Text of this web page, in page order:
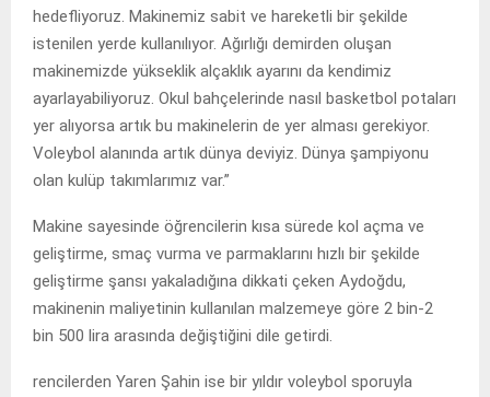
hedefliyoruz. Makinemiz sabit ve hareketli bir şekilde
istenilen yerde kullanılıyor. Ağırlığı demirden oluşan
makinemizde yükseklik alçaklık ayarını da kendimiz
ayarlayabiliyoruz. Okul bahçelerinde nasıl basketbol potaları
yer alıyorsa artık bu makinelerin de yer alması gerekiyor.
Voleybol alanında artık dünya deviyiz. Dünya şampiyonu
olan kulüp takımlarımız var.”
Makine sayesinde öğrencilerin kısa sürede kol açma ve
geliştirme, smaç vurma ve parmaklarını hızlı bir şekilde
geliştirme şansı yakaladığına dikkati çeken Aydoğdu,
makinenin maliyetinin kullanılan malzemeye göre 2 bin-2
bin 500 lira arasında değiştiğini dile getirdi.
rencilerden Yaren Şahin ise bir yıldır voleybol sporuyla